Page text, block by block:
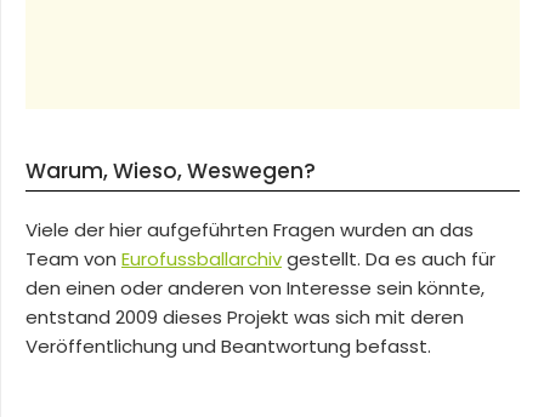
Warum, Wieso, Weswegen?
Viele der hier aufgeführten Fragen wurden an das
Team von Eurofussballarchivgestellt. Da es auch für
den einen oder anderen von Interesse sein könnte,
entstand 2009 dieses Projekt was sich mit deren
Veröffentlichung und Beantwortung befasst.